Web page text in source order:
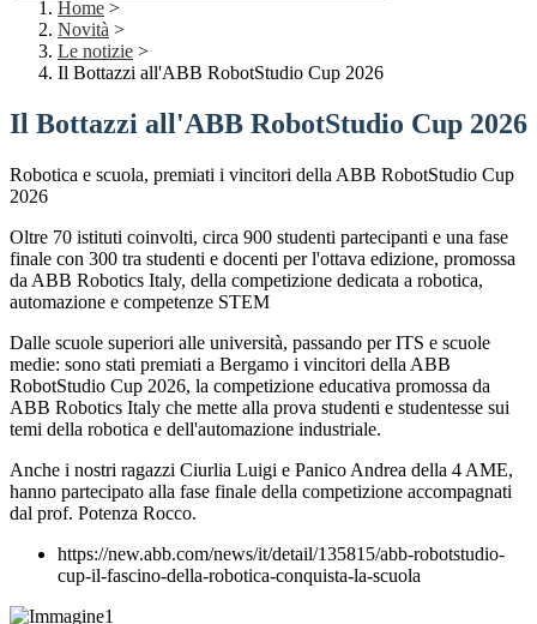
Home >
Novità >
Le notizie >
Il Bottazzi all'ABB RobotStudio Cup 2026
Il Bottazzi all'ABB RobotStudio Cup 2026
Robotica e scuola, premiati i vincitori della ABB RobotStudio Cup
2026
Oltre 70 istituti coinvolti, circa 900 studenti partecipanti e una fase
finale con 300 tra studenti e docenti per l'ottava edizione, promossa
da ABB Robotics Italy, della competizione dedicata a robotica,
automazione e competenze STEM
Dalle scuole superiori alle università, passando per ITS e scuole
medie: sono stati premiati a Bergamo i vincitori della ABB
RobotStudio Cup 2026, la competizione educativa promossa da
ABB Robotics Italy che mette alla prova studenti e studentesse sui
temi della robotica e dell'automazione industriale.
Anche i nostri ragazzi Ciurlia Luigi e Panico Andrea della 4 AME,
hanno partecipato alla fase finale della competizione accompagnati
dal prof. Potenza Rocco.
https://new.abb.com/news/it/detail/135815/abb-robotstudio-
cup-il-fascino-della-robotica-conquista-la-scuola